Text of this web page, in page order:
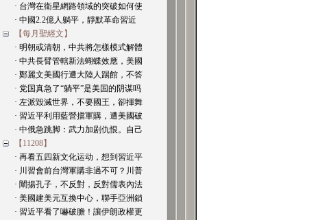
· 台灣在衛星網路領域的突破如何使
· 中國2.2億人躺平，靜默革命習近
【每月聖經文】
· 明朝或清朝，中共將怎樣模式解體
· 中共長臂管轄新法蝴蝶效應，美國
· 鄭麗文美國行遭大陸人踢館，不答
· 党国真急了“躺平”是美国的阴谋吗
· 左派毀滅世界，不要國王，卻揮舞
· 習近平利用藍營擋軍購，遭美國破
· 中俄急跳脚：武力加剧仇恨。自己
【11208】
· 再看五四新文化运动，想到習近平
· 川習會前台灣軍購非過不可？川普
· 闡揚孔子，不反對，反對儒表內法
· 美國建美元互換中心，聯手亞洲鎖
· 習近平看了嚇破膽！讓伊朗政權更